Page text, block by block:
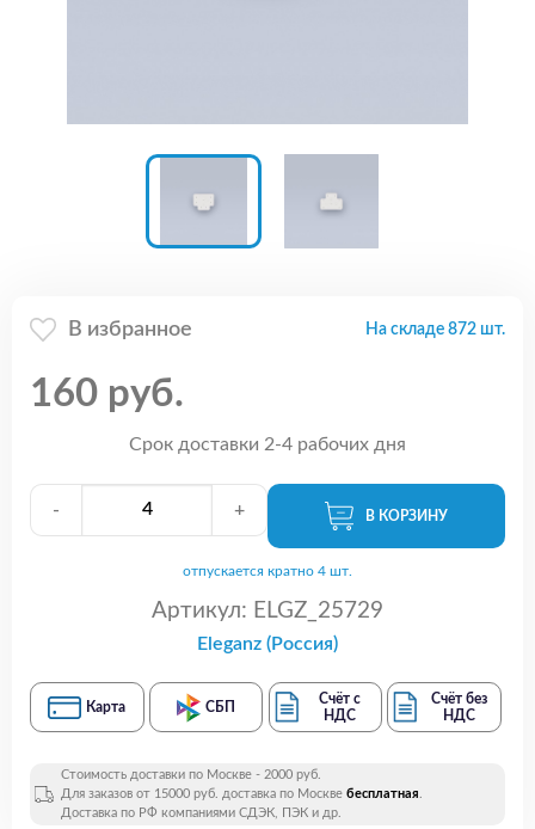
В избранное На складе 872 шт.
160 руб.
Срок доставки 2-4 рабочих дня
- + В КОРЗИНУ
отпускается кратно 4 шт.
Артикул: ELGZ_25729
Eleganz (Россия)
Карта СБП
Счёт с
НДС
Счёт без
НДС
Стоимость доставки по Москве - 2000 руб.
Для заказов от 15000 руб. доставка по Москве бесплатная.
Доставка по РФ компаниями СДЭК, ПЭК и др.